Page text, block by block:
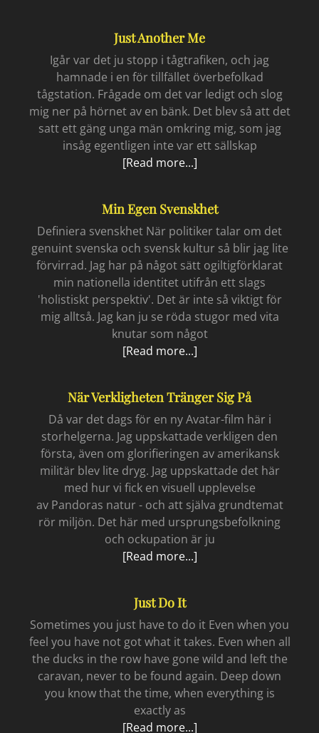
Just Another Me
Igår var det ju stopp i tågtrafiken, och jag
hamnade i en för tillfället överbefolkad
tågstation. Frågade om det var ledigt och slog
mig ner på hörnet av en bänk. Det blev så att det
satt ett gäng unga män omkring mig, som jag
insåg egentligen inte var ett sällskap
[Read more...]Just
Min Egen Svenskhet
Definiera svenskhet När politiker talar om det
genuint svenska och svensk kultur så blir jag lite
förvirrad. Jag har på något sätt ogiltigförklarat
min nationella identitet utifrån ett slags
'holistiskt perspektiv'. Det är inte så viktigt för
mig alltså. Jag kan ju se röda stugor med vita
knutar som något
[Read more...]Min
När Verkligheten Tränger Sig På
Då var det dags för en ny Avatar-film här i
storhelgerna. Jag uppskattade verkligen den
första, även om glorifieringen av amerikansk
militär blev lite dryg. Jag uppskattade det här
med hur vi fick en visuell upplevelse
av Pandoras natur - och att själva grundtemat
rör miljön. Det här med ursprungsbefolkning
och ockupation är ju
[Read more...]När
på
Just Do It
Sometimes you just have to do it Even when you
feel you have not got what it takes. Even when all
the ducks in the row have gone wild and left the
caravan, never to be found again. Deep down
you know that the time, when everything is
exactly as
[Read more...]Just